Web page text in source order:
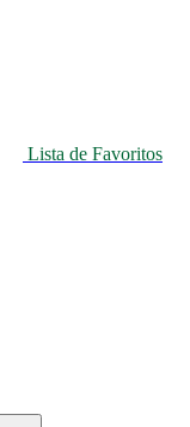
Lista de Favoritos